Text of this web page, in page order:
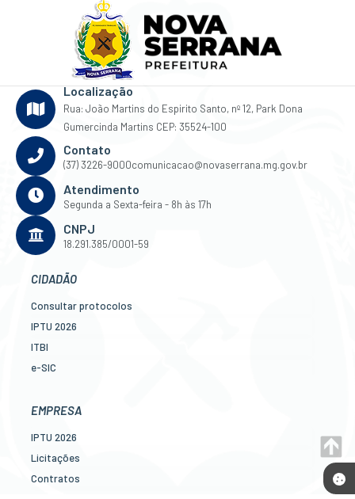
Localização
Rua: João Martins do Espirito Santo, nº 12, Park Dona
Gumercinda Martins CEP: 35524-100
Contato
(37) 3226-9000comunicacao@novaserrana.mg.gov.br
Atendimento
Segunda a Sexta-feira - 8h às 17h
CNPJ
18.291.385/0001-59
CIDADÃO
Consultar protocolos
IPTU 2026
ITBI
e-SIC
Legislação
EMPRESA
IPTU 2026
Licitações
Contratos